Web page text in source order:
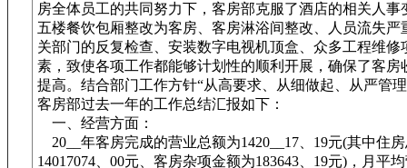
房全体员工的共同努力下，客房部克服了酒店的相关人事
五楼餐饮包厢整改为客房、客房淋浴间整改、人员流失严
关部门的反复检查、安装数字电视机顶盒、众多工程维修
素，致使各项工作都能够计划性的顺利开展，确保了客房
提高。结合部门工作方针“从高要求、从细做起、从严管
客房部过去一年的工作总结汇报如下：
一、经营方面：
20__年客房完成的营业总额为1420__17、19元(其中住
14017074、00元、客房杂项金额为183643、19元)，月平